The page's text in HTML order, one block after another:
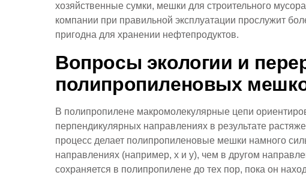
хозяйственные сумки, мешки для строительного
компании при правильной эксплуатации прослужит
пригодна для хранении нефтепродуктов.
Вопросы экологии и
полипропиленовых
В полипропилене макромолекулярные цепи
перпендикулярных направлениях в результате
процесс делает полипропиленовые мешки намного
направлениях (например, x и y), чем в другом
сохраняется в полипропилене до тех пор, пока он